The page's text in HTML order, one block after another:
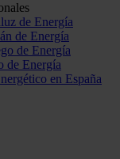
de Energía
de Energía
de Energía
de Energía
en España